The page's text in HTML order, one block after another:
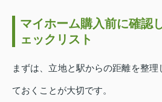
マイホーム購入前に確認
ェックリスト
まずは、立地と駅からの距離を整
ておくことが大切です。